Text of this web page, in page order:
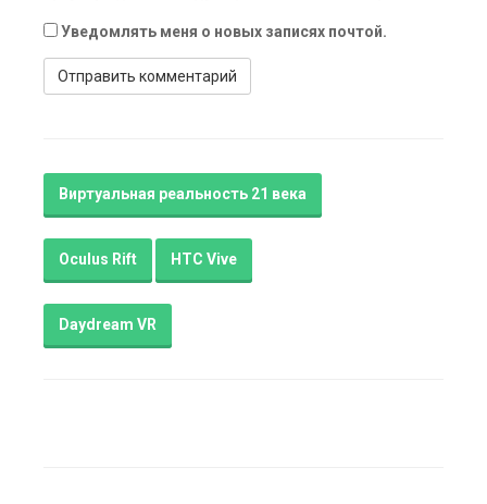
Уведомлять меня о новых записях почтой.
Виртуальная реальность 21 века
Oculus Rift HTC Vive
Daydream VR